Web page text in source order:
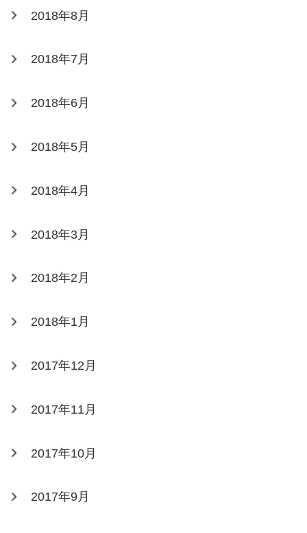
2018年8月
2018年7月
2018年6月
2018年5月
2018年4月
2018年3月
2018年2月
2018年1月
2017年12月
2017年11月
2017年10月
2017年9月